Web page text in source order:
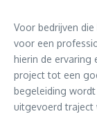
Voor bedrijven
voor een
hierin de ervaring
project tot een
begeleiding
uitgevoerd traject